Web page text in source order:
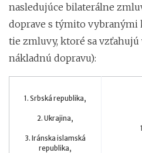
nasledujúce bilaterálne
doprave s týmito vybranými
tie zmluvy, ktoré sa
nákladnú dopravu):
1. Srbská republika,
2. Ukrajina,
3. Iránska islamská
republika,